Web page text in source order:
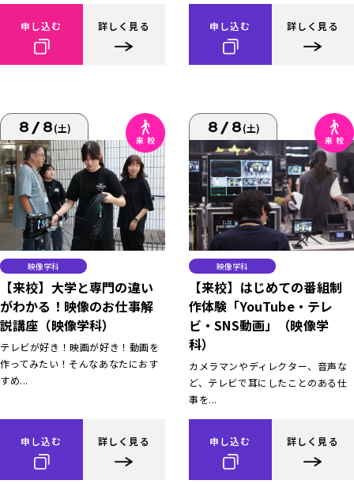
申し込む 詳しく見る 申し込む 詳しく見る
8/8(土)
映像学科
【来校】大学と専門の違い
がわかる！映像のお仕事解
説講座（映像学科）
テレビが好き！映画が好き！動画を
作ってみたい！そんなあなたにおす
すめ...
申し込む 詳しく見る
8/8(土)
映像学科
【来校】はじめての番組制
作体験「YouTube・テレ
ビ・SNS動画」（映像学
科）
カメラマンやディレクター、音声な
ど、テレビで耳にしたことのある仕
事を...
申し込む 詳しく見る